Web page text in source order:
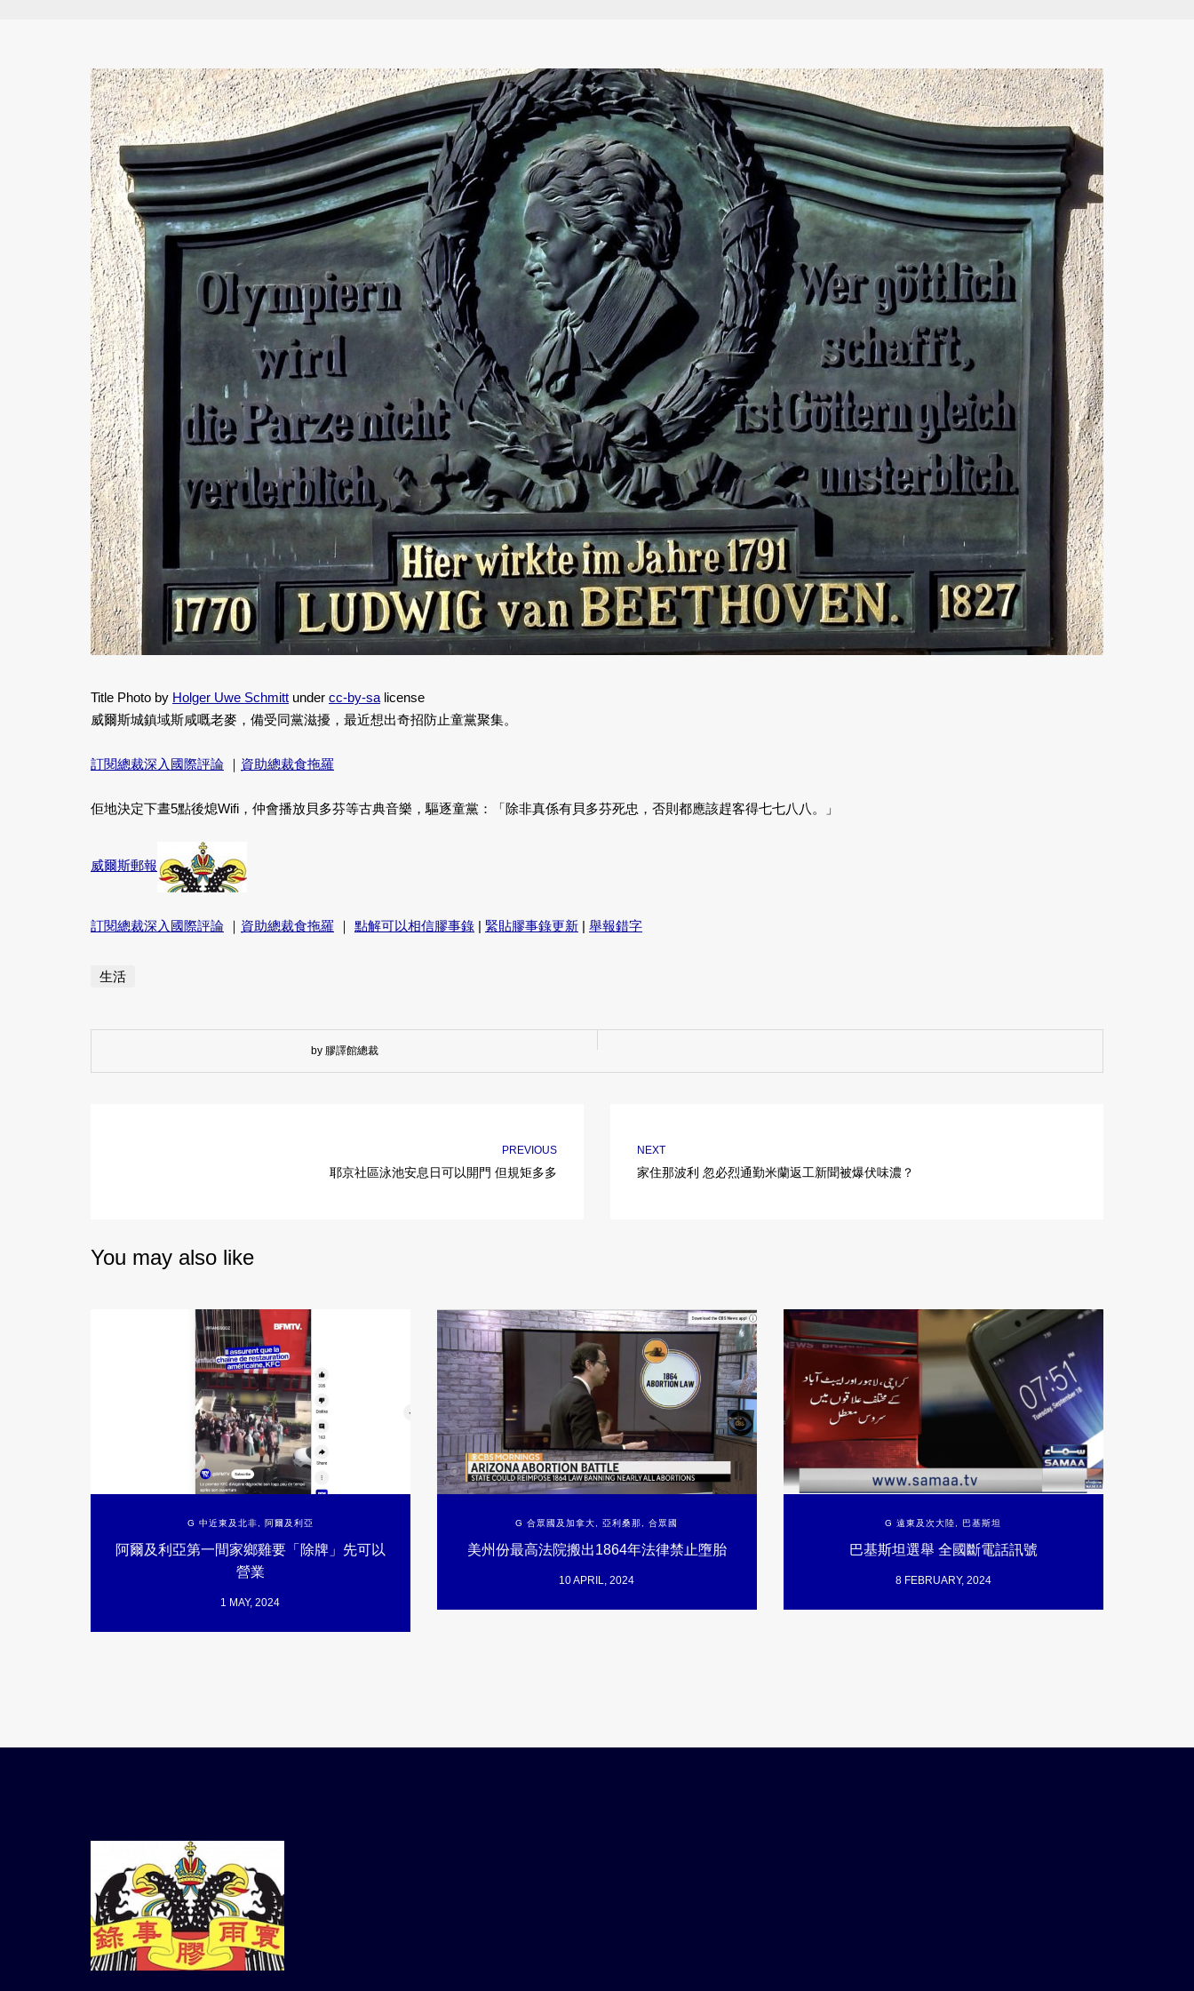
Title Photo by Holger Uwe Schmitt under cc-by-sa license
威爾斯城鎮域斯咸嘅老麥，備受同黨滋擾，最近想出奇招防止童黨聚集。
訂閱總裁深入國際評論 ｜ 資助總裁食拖羅
佢地決定下晝5點後熄Wifi，仲會播放貝多芬等古典音樂，驅逐童黨：「除非真係有貝多芬死忠，否則都應該趕客得七七八八。」
威爾斯郵報
訂閱總裁深入國際評論 ｜ 資助總裁食拖羅 ｜ 點解可以相信膠事錄 | 緊貼膠事錄更新 | 舉報錯字
生活
by 膠譯館總裁
PREVIOUS
耶京社區泳池安息日可以開門 但規矩多多
NEXT
家住那波利 忽必烈通勤米蘭返工新聞被爆伏味濃？
You may also like
G 中近東及北非, 阿爾及利亞
阿爾及利亞第一間家鄉雞要「除牌」先可以
營業
1 MAY, 2024
G 合眾國及加拿大,亞利桑那,合眾國
美州份最高法院搬出1864年法律禁止墮胎
10 APRIL, 2024
G 遠東及次大陸, 巴基斯坦
巴基斯坦選舉 全國斷電話訊號
8 FEBRUARY, 2024